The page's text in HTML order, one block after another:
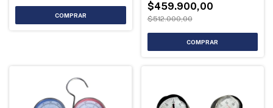
$459.900,00
$512.000,00